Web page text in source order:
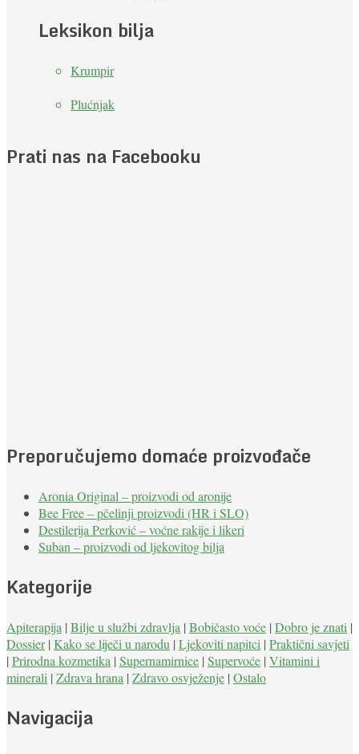
Leksikon bilja
Krumpir
Plućnjak
Prati nas na Facebooku
Preporučujemo domaće proizvođače
Aronia Original – proizvodi od aronije
Bee Free – pčelinji proizvodi (HR i SLO)
Destilerija Perković – voćne rakije i likeri
Suban – proizvodi od ljekovitog bilja
Kategorije
Apiterapija | Bilje u službi zdravlja | Bobičasto voće | Dobro je znati |
Dossier| Kako se liječi u narodu | Ljekoviti napitci | Praktični savjeti
| Prirodna kozmetika | Supernamirnice | Supervoće | Vitamini i
minerali | Zdrava hrana | Zdravo osvježenje | Ostalo
Navigacija